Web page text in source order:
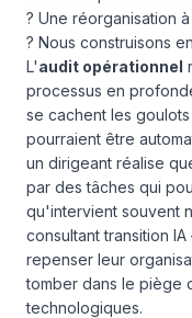
? Une réorganisation
? Nous construisons
L'audit opérationnel
processus en
se cachent les
pourraient être
un dirigeant réalise
par des tâches qui
qu'intervient souvent
consultant transition
repenser leur
tomber dans le piège
technologiques.